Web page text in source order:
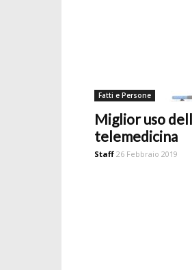
Fatti e Persone
Miglior uso
telemedicina
Staff 26 Febbraio 2019